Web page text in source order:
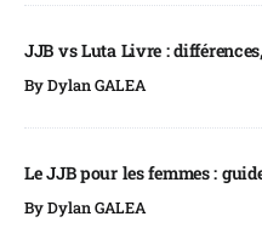
JJB vs Luta Livre :
ByDylan GALEA
Le JJB pour les femmes :
ByDylan GALEA